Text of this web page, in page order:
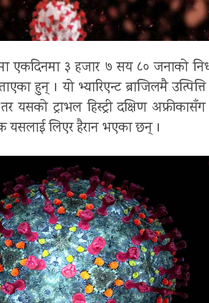
एकदिनमा ३ हजार ७ सय ८० जनाको
हुन् । यो भ्यारिएन्ट ब्राजिलमै
यसको ट्राभल हिस्ट्री दक्षिण
यसलाई लिएर हैरान भएका छन् ।